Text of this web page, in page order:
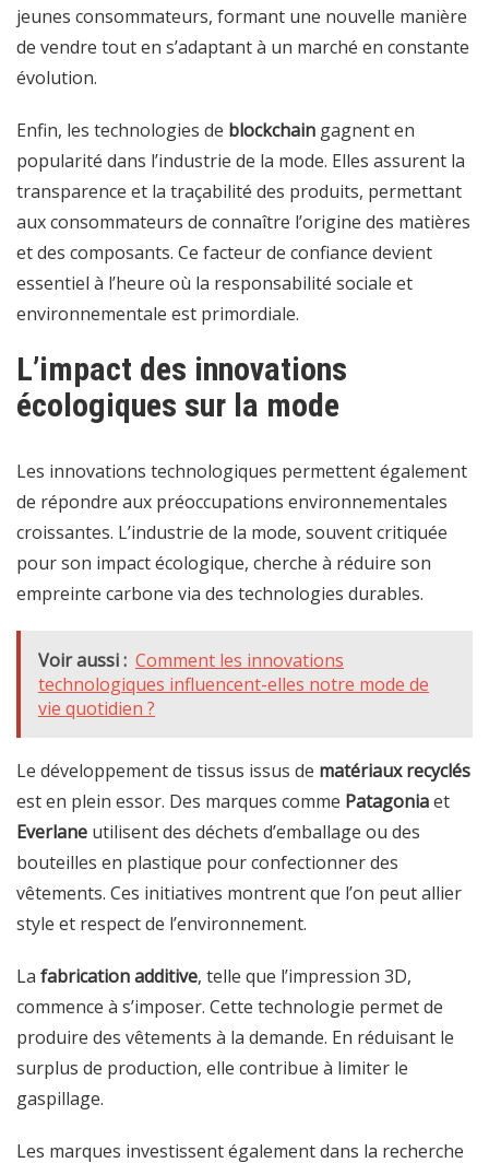
jeunes consommateurs, formant une nouvelle manière
de vendre tout en s’adaptant à un marché en constante
évolution.
Enfin, les technologies de blockchain gagnent en
popularité dans l’industrie de la mode. Elles assurent la
transparence et la traçabilité des produits, permettant
aux consommateurs de connaître l’origine des matières
et des composants. Ce facteur de confiance devient
essentiel à l’heure où la responsabilité sociale et
environnementale est primordiale.
L’impact des innovations
écologiques sur la mode
Les innovations technologiques permettent également
de répondre aux préoccupations environnementales
croissantes. L’industrie de la mode, souvent critiquée
pour son impact écologique, cherche à réduire son
empreinte carbone via des technologies durables.
Voir aussi : Comment les innovations
technologiques influencent-elles notre mode de
vie quotidien ?
Le développement de tissus issus de matériaux recyclés
est en plein essor. Des marques comme Patagoniaet
Everlane utilisent des déchets d’emballage ou des
bouteilles en plastique pour confectionner des
vêtements. Ces initiatives montrent que l’on peut allier
style et respect de l’environnement.
La fabrication additive, telle que l’impression 3D,
commence à s’imposer. Cette technologie permet de
produire des vêtements à la demande. En réduisant le
surplus de production, elle contribue à limiter le
gaspillage.
Les marques investissent également dans la recherche